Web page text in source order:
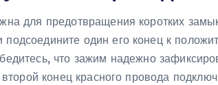
для предотвращения коротких
один его конец к
что зажим надежно
второй конец красного провода